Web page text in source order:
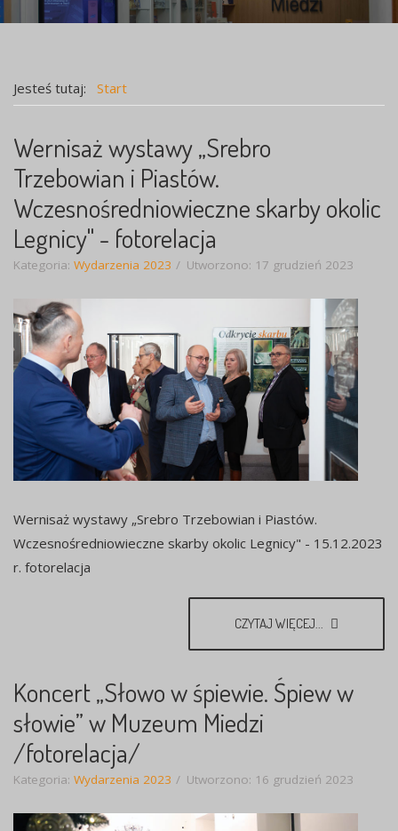
Jesteś tutaj: Start
Wernisaż wystawy „Srebro
Trzebowian i Piastów.
Wczesnośredniowieczne skarby okolic
Legnicy" - fotorelacja
Kategoria: Wydarzenia 2023 Utworzono: 17 grudzień 2023
Wernisaż wystawy „Srebro Trzebowian i Piastów.
Wczesnośredniowieczne skarby okolic Legnicy" - 15.12.2023
r. fotorelacja
CZYTAJ WIĘCEJ...
Koncert „Słowo w śpiewie. Śpiew w
słowie” w Muzeum Miedzi
/fotorelacja/
Kategoria: Wydarzenia 2023 Utworzono: 16 grudzień 2023